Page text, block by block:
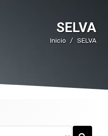
SELVA
Inicio SELVA